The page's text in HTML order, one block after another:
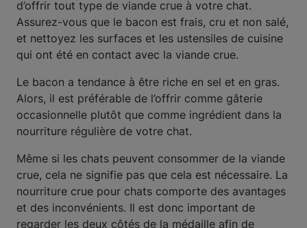
d’offrir tout type de viande crue à votre chat.
Assurez-vous que le bacon est frais, cru et non salé,
et nettoyez les surfaces et les ustensiles de cuisine
qui ont été en contact avec la viande crue.
Le bacon a tendance à être riche en sel et en gras.
Alors, il est préférable de l’offrir comme gâterie
occasionnelle plutôt que comme ingrédient dans la
nourriture régulière de votre chat.
Même si les chats peuvent consommer de la viande
crue, cela ne signifie pas que cela est nécessaire. La
nourriture crue pour chats comporte des avantages
et des inconvénients. Il est donc important de
regarder les deux côtés de la médaille afin de